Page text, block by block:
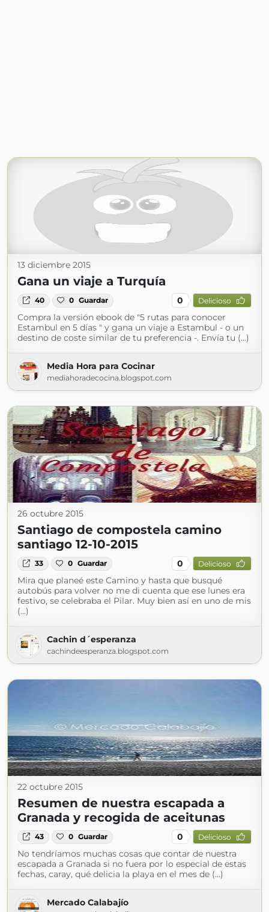
13 diciembre 2015
Gana un viaje a Turquía
40 0 Guardar 0 Delicioso
Compra la versión ebook de "5 rutas para conocer
Estambul en 5 días " y gana un viaje a Estambul - o un
destino de coste similar de tu preferencia -. Envía tu (...)
Media Hora para Cocinar
mediahoradecocina.blogspot.com
26 octubre 2015
Santiago de compostela camino
santiago 12-10-2015
33 0 Guardar 0 Delicioso
Mira que planeé este Camino y hasta que busqué
autobús para volver no me di cuenta que ese lunes era
festivo, se celebraba el Pilar. Muy bien así en uno de mis
(...)
Cachin d´esperanza
cachindeesperanza.blogspot.com
22 octubre 2015
Resumen de nuestra escapada a
Granada y recogida de aceitunas
43 0 Guardar 0 Delicioso
No tendríamos muchas cosas que contar de nuestra
escapada a Granada si no fuera por lo especial de estas
fechas, caray, qué delicia la playa en el mes de (...)
Mercado Calabajío